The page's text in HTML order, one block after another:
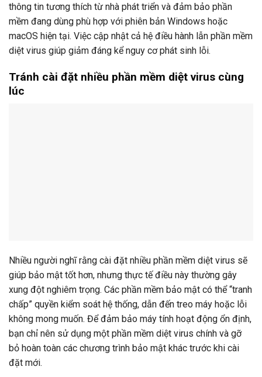
thông tin tương thích từ nhà phát triển và đảm bảo phần
mềm đang dùng phù hợp với phiên bản Windows hoặc
macOS hiện tại. Việc cập nhật cả hệ điều hành lẫn phần mềm
diệt virus giúp giảm đáng kể nguy cơ phát sinh lỗi.
Tránh cài đặt nhiều phần mềm diệt virus cùng
lúc
Nhiều người nghĩ rằng cài đặt nhiều phần mềm diệt virus sẽ
giúp bảo mật tốt hơn, nhưng thực tế điều này thường gây
xung đột nghiêm trọng. Các phần mềm bảo mật có thể “tranh
chấp” quyền kiểm soát hệ thống, dẫn đến treo máy hoặc lỗi
không mong muốn. Để đảm bảo máy tính hoạt động ổn định,
bạn chỉ nên sử dụng một phần mềm diệt virus chính và gỡ
bỏ hoàn toàn các chương trình bảo mật khác trước khi cài
đặt mới.